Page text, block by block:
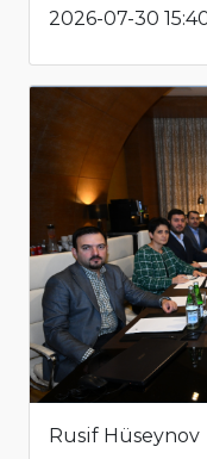
2026-07-30
Rusif Hüseynov